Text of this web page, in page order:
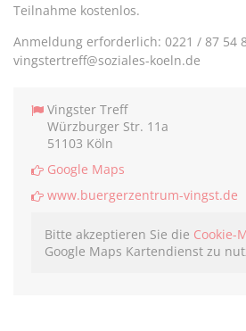
Teilnahme kostenlos.
Anmeldung erforderlich: 0221 / 87 54
vingstertreff@soziales-koeln.de
Vingster Treff
Würzburger Str. 11a
51103 Köln
Google Maps
www.buergerzentrum-vingst.de
Bitte akzeptieren Sie die Cookie-
Google Maps Kartendienst zu